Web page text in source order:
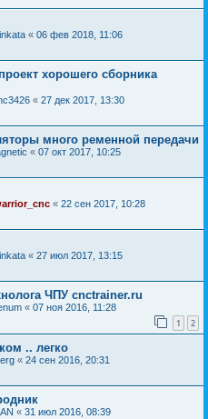
« 06 фев 2018, 11:06
хорошего сборника
« 27 дек 2017, 13:30
много ременной передачи
« 07 окт 2017, 10:25
« 22 сен 2017, 10:28
« 27 июл 2017, 13:15
ЧПУ cnctrainer.ru
« 07 ноя 2016, 11:28
1 2
.. легко
« 24 сен 2016, 20:31
« 31 июл 2016, 08:39